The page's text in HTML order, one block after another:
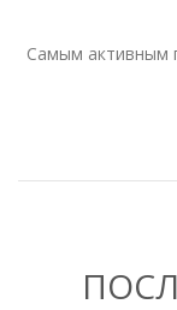
Самым активным